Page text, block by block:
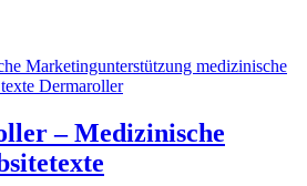
– Medizinische